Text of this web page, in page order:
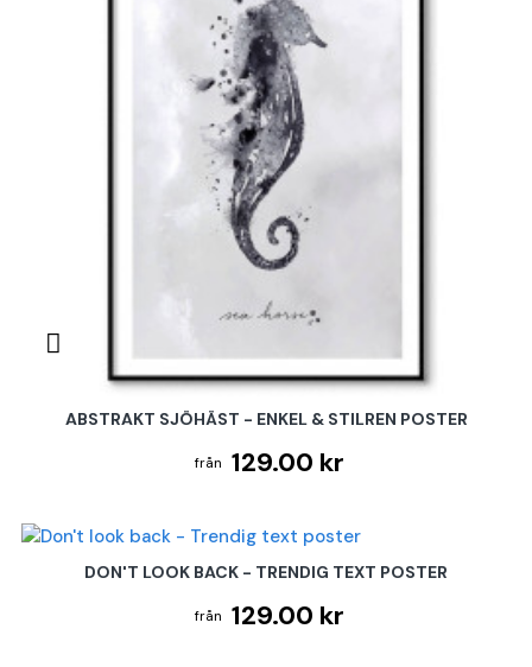
ABSTRAKT SJÖHÄST - ENKEL & STILREN POSTER
129.00 kr
DON'T LOOK BACK - TRENDIG TEXT POSTER
129.00 kr